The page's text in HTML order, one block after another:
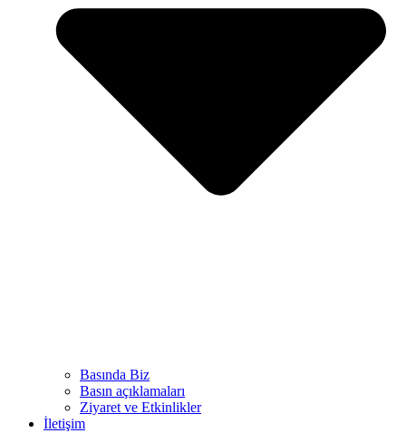
Basında Biz
Basın açıklamaları
Ziyaret ve Etkinlikler
İletişim